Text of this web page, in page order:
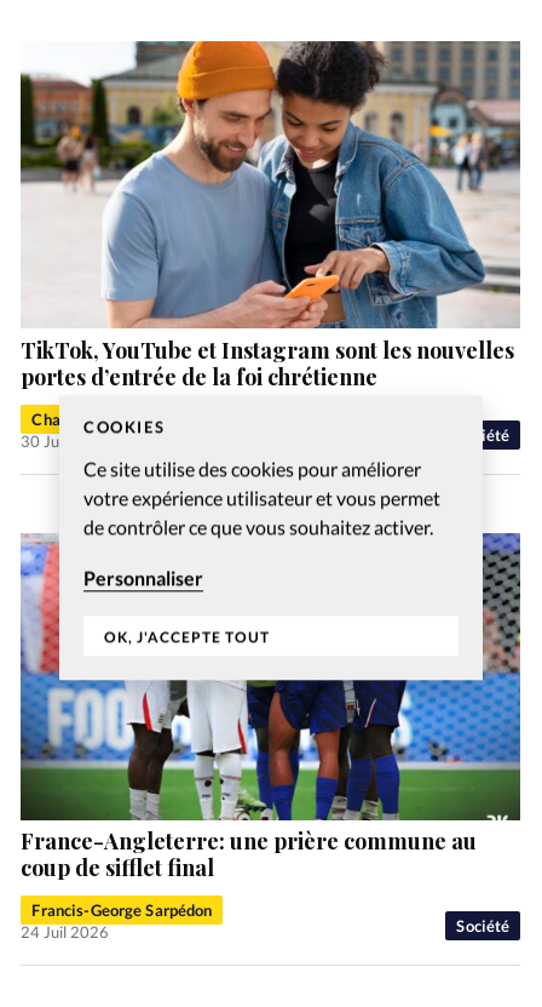
COOKIES
Ce site utilise des cookies pour améliorer
votre expérience utilisateur et vous permet
de contrôler ce que vous souhaitez activer.
Personnaliser
OK, J'ACCEPTE TOUT
Société
TikTok, YouTube et Instagram sont les nouvelles
portes d’entrée de la foi chrétienne
Charlotte Moulin
30 Juil 2026
Société
France-Angleterre: une prière commune au
coup de sifflet final
Francis-George Sarpédon
24 Juil 2026